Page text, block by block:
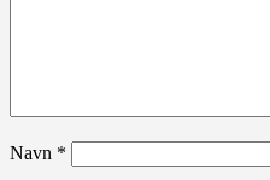
Navn *